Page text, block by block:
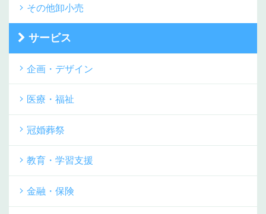
その他卸小売
サービス
企画・デザイン
医療・福祉
冠婚葬祭
教育・学習支援
金融・保険